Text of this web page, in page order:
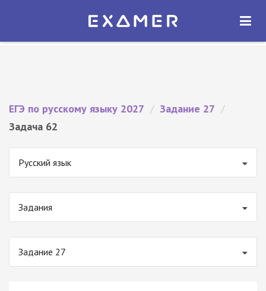
Экзамер — ЕГЭ 2027
ОТКРЫТЬ
ЕГЭ по русскому языку 2027 / Задание 27 /
Задача 62
Русский язык
Задания
Задание 27